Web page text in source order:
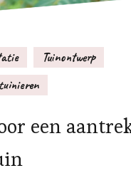
Tuinontwerp
een